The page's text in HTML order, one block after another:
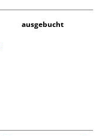
ausgebucht